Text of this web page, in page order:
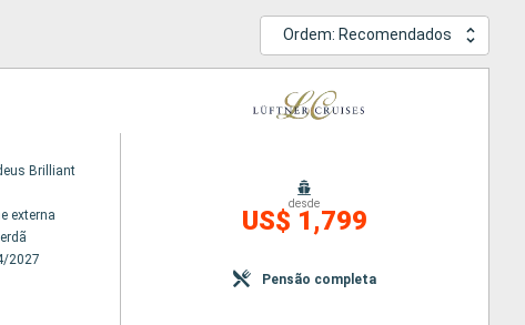
Ordem: Recomendados
Brilliant
externa
2027
desde
US$ 1,799
Pensão completa